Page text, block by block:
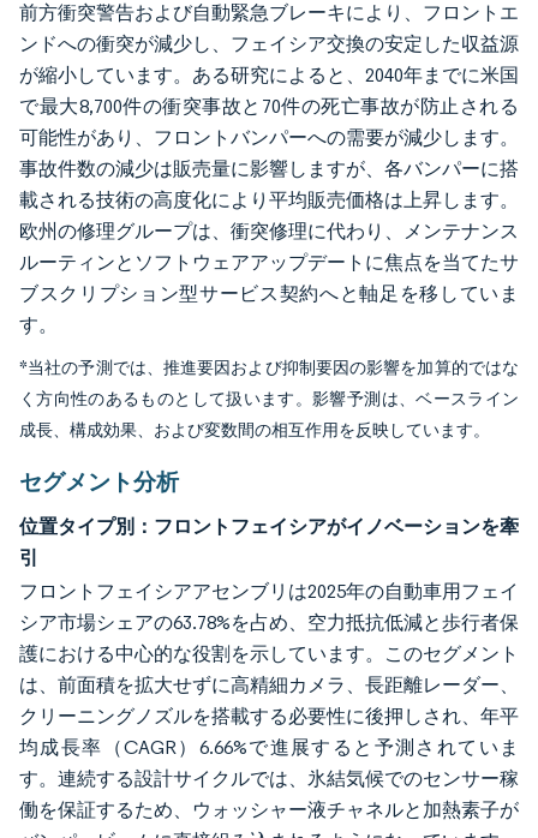
前方衝突警告および自動緊急ブレーキにより、フロントエ
ンドへの衝突が減少し、フェイシア交換の安定した収益源
が縮小しています。ある研究によると、2040年までに米国
で最大8,700件の衝突事故と70件の死亡事故が防止される
可能性があり、フロントバンパーへの需要が減少します。
事故件数の減少は販売量に影響しますが、各バンパーに搭
載される技術の高度化により平均販売価格は上昇します。
欧州の修理グループは、衝突修理に代わり、メンテナンス
ルーティンとソフトウェアアップデートに焦点を当てたサ
ブスクリプション型サービス契約へと軸足を移していま
す。
*当社の予測では、推進要因および抑制要因の影響を加算的ではな
く方向性のあるものとして扱います。影響予測は、ベースライン
成長、構成効果、および変数間の相互作用を反映しています。
セグメント分析
位置タイプ別：フロントフェイシアがイノベーションを牽
引
フロントフェイシアアセンブリは2025年の自動車用フェイ
シア市場シェアの63.78%を占め、空力抵抗低減と歩行者保
護における中心的な役割を示しています。このセグメント
は、前面積を拡大せずに高精細カメラ、長距離レーダー、
クリーニングノズルを搭載する必要性に後押しされ、年平
均成長率（CAGR）6.66%で進展すると予測されていま
す。連続する設計サイクルでは、氷結気候でのセンサー稼
働を保証するため、ウォッシャー液チャネルと加熱素子が